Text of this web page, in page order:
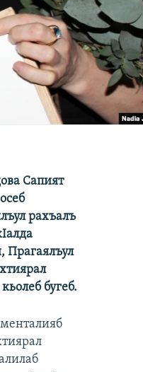
Сапият
рахъалъ
Прагаялъул
бугеб.